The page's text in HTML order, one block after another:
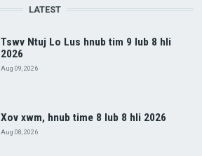
LATEST
Tswv Ntuj Lo Lus hnub tim 9 lub 8 hli
2026
Aug 09, 2026
Xov xwm, hnub time 8 lub 8 hli 2026
Aug 08, 2026